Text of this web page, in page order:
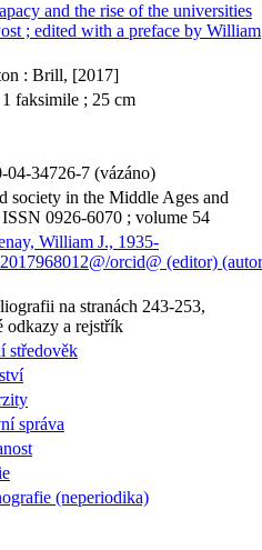
and the rise of the universities
; edited with a preface by William
: Brill, [2017]
faksimile ; 25 cm
34726-7 (vázáno)
society in the Middle Ages and
ISSN 0926-6070 ; volume 54
William J., 1935-
orcid@ (editor) (autor
na stranách 243-253,
odkazy a rejstřík
středověk
správa
(neperiodika)